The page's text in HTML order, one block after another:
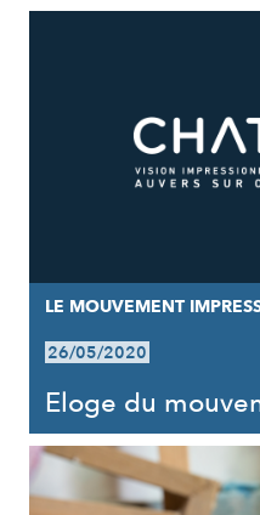
LE MOUVEMENT
26/05/2020
Eloge du